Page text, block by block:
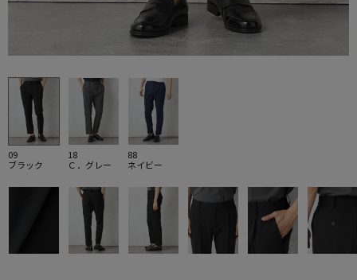
09
ブラック
18
Ｃ．グレー
88
ネイビー